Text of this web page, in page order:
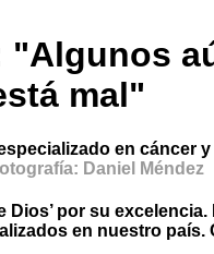
"Algunos
mal"
en cáncer y
Daniel Méndez
Dios’ por su
en nuestro